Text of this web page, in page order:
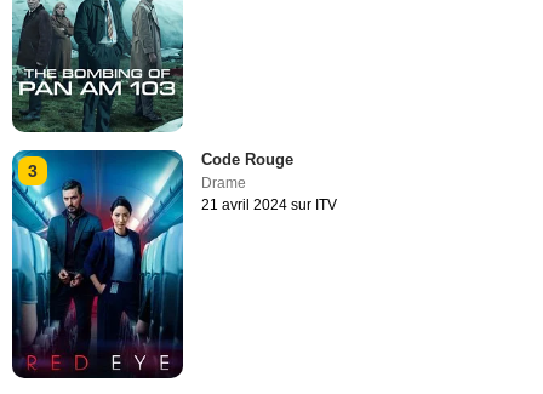
3
Code Rouge
Drame
21 avril 2024 sur ITV